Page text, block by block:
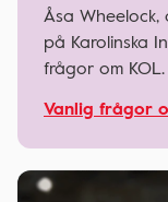
Åsa
på Karolinska
frågor om KOL.
Vanlig frågor